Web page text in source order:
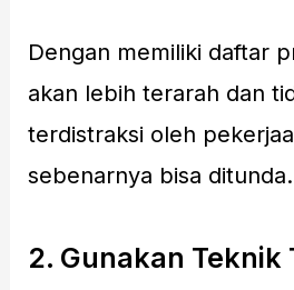
Dengan memiliki daftar
akan lebih terarah dan
terdistraksi oleh
sebenarnya bisa ditunda.
2. Gunakan Teknik